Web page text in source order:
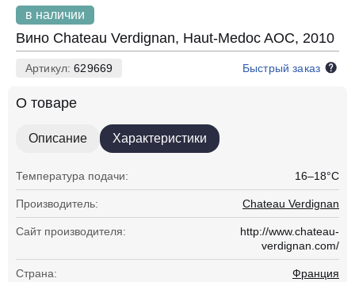
в наличии
Вино Chateau Verdignan, Haut-Medoc AOC, 2010
Артикул:629669 Быстрый заказ
О товаре
Описание Характеристики
Температура подачи: 16–18°С
Производитель: Chateau Verdignan
Сайт производителя:
http://www.chateau-
verdignan.com/
Страна: Франция